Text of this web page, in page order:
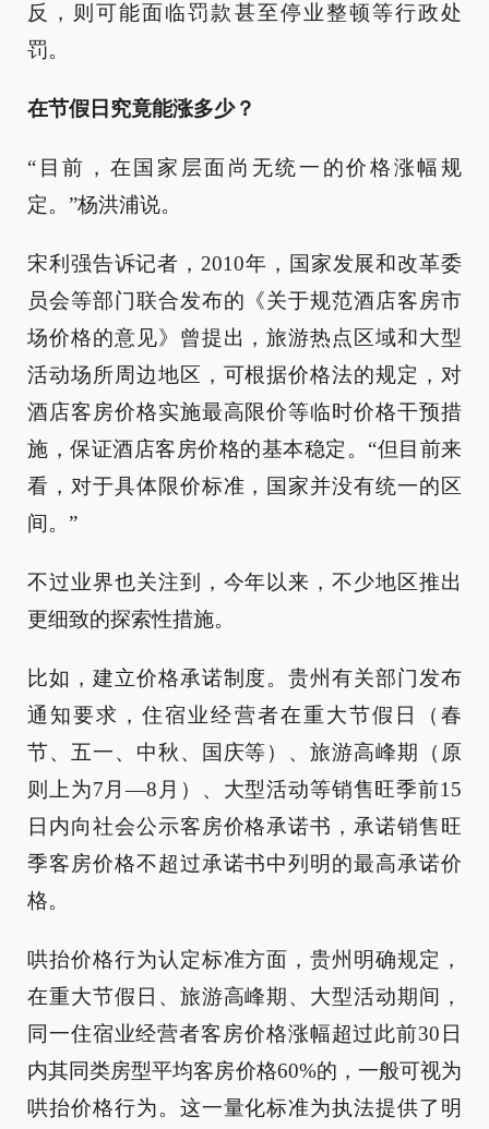
反，则可能面临罚款甚至停业整顿等行政处
罚。
在节假日究竟能涨多少？
“目前，在国家层面尚无统一的价格涨幅规
定。”杨洪浦说。
宋利强告诉记者，2010年，国家发展和改革委
员会等部门联合发布的《关于规范酒店客房市
场价格的意见》曾提出，旅游热点区域和大型
活动场所周边地区，可根据价格法的规定，对
酒店客房价格实施最高限价等临时价格干预措
施，保证酒店客房价格的基本稳定。“但目前来
看，对于具体限价标准，国家并没有统一的区
间。”
不过业界也关注到，今年以来，不少地区推出
更细致的探索性措施。
比如，建立价格承诺制度。贵州有关部门发布
通知要求，住宿业经营者在重大节假日（春
节、五一、中秋、国庆等）、旅游高峰期（原
则上为7月—8月）、大型活动等销售旺季前15
日内向社会公示客房价格承诺书，承诺销售旺
季客房价格不超过承诺书中列明的最高承诺价
格。
哄抬价格行为认定标准方面，贵州明确规定，
在重大节假日、旅游高峰期、大型活动期间，
同一住宿业经营者客房价格涨幅超过此前30日
内其同类房型平均客房价格60%的，一般可视为
哄抬价格行为。这一量化标准为执法提供了明